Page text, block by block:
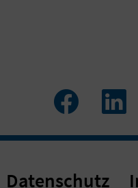
Datenschutz